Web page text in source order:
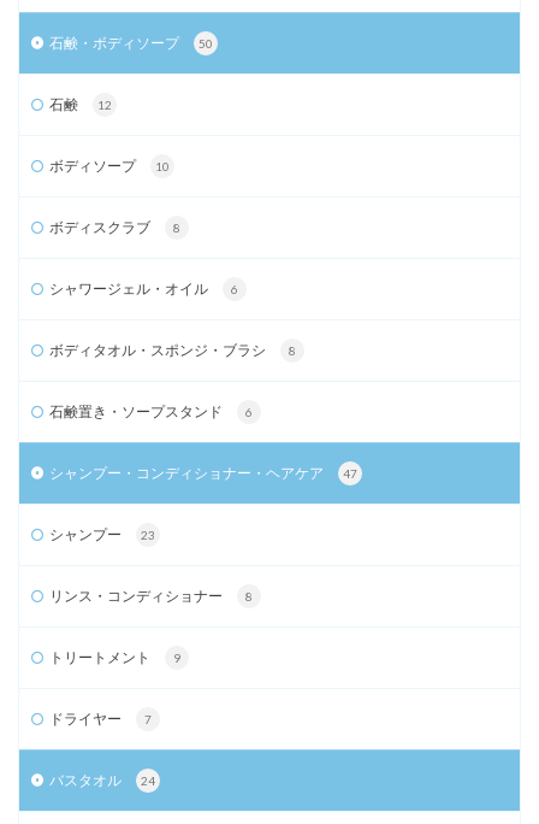
石鹸・ボディソープ 50
石鹸 12
ボディソープ 10
ボディスクラブ 8
シャワージェル・オイル 6
ボディタオル・スポンジ・ブラシ 8
石鹸置き・ソープスタンド 6
シャンプー・コンディショナー・ヘアケア 47
シャンプー 23
リンス・コンディショナー 8
トリートメント 9
ドライヤー 7
バスタオル 24